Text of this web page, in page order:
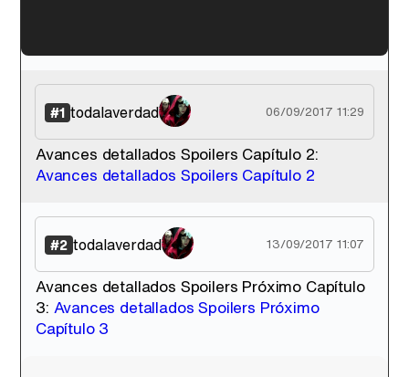
'120 Minutos' celebra sus 2.000 programas en Telemadrid con un vídeo del día a día en la redacción
Tráiler en catalán de 'Ravalear', la nueva serie de HBO Max sobre los fondos buitre
#1 todalaverdad 06/09/2017 11:29
Avances detallados Spoilers Capítulo 2:
Avances detallados Spoilers Capítulo 2
#2 todalaverdad 13/09/2017 11:07
Avances detallados Spoilers Próximo Capítulo
3: Avances detallados Spoilers Próximo
Capítulo 3